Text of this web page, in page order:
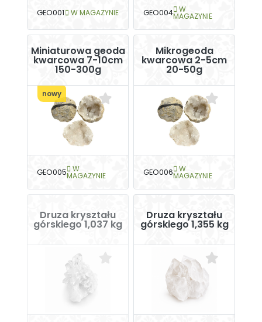
GEO001 W MAGAZYNIE GEO004 W
MAGAZYNIE
Miniaturowa geoda
kwarcowa 7-10cm
150-300g
nowy
GEO005 W
MAGAZYNIE
Mikrogeoda
kwarcowa 2-5cm
20-50g
GEO006 W
MAGAZYNIE
Druza kryształu
górskiego 1,037 kg
Druza kryształu
górskiego 1,355 kg